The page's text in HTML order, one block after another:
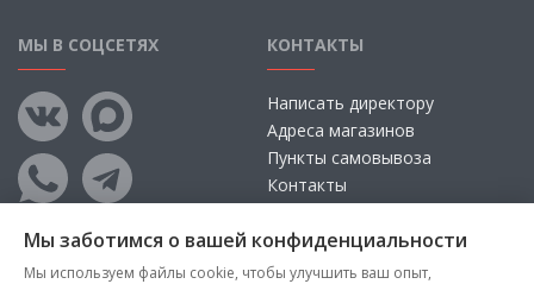
МЫ В СОЦСЕТЯХ КОНТАКТЫ
Написать директору
Адреса магазинов
Пункты самовывоза
Контакты
Мы заботимся о вашей конфиденциальности
Мы используем файлы cookie, чтобы улучшить ваш опыт,